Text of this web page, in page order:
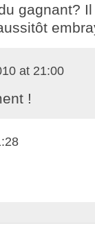
gagnant?
at 21:00
!